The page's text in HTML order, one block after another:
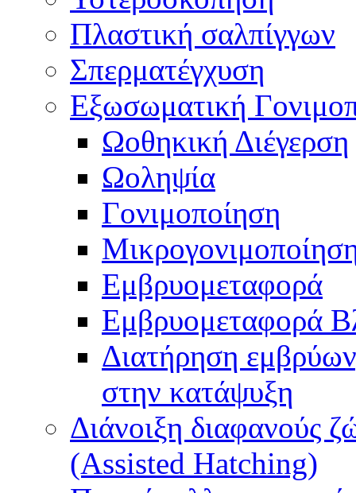
Πλαστική σαλπίγγων
Σπερματέγχυση
Εξωσωματική
Ωοθηκική Διέγερση
Ωοληψία
Γονιμοποίηση
Εμβρυομεταφορά
Εμβρυομεταφορά
Διατήρηση
στην κατάψυξη
Διάνοιξη διαφανούς
(Assisted Hatching)